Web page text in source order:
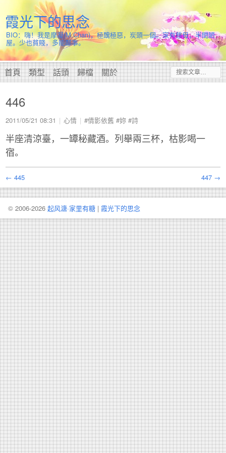
霞光下的思念
BIO：嗨！我是摩凝(M.Chan)，極醜極惡，炭頭一個。家有慈母，半間陋
屋。少也貧賤，多能鄙事。
首頁 類型 話頭 歸檔 關於
446
2011/05/21 08:31 心情 #倩影依舊 #妳 #詩
半座清涼臺，一罈秘藏酒。列舉兩三杯，枯影喝一
宿。
← 445 447 →
© 2006-2026 起风溏·家里有糖 | 霞光下的思念